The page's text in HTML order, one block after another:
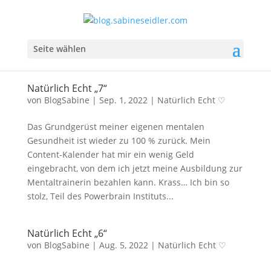
Seite wählen
Natürlich Echt „7“
von BlogSabine | Sep. 1, 2022| Natürlich Echt ♡
Das Grundgerüst meiner eigenen mentalen
Gesundheit ist wieder zu 100 % zurück. Mein
Content-Kalender hat mir ein wenig Geld
eingebracht, von dem ich jetzt meine Ausbildung zur
Mentaltrainerin bezahlen kann. Krass… Ich bin so
stolz, Teil des Powerbrain Instituts...
Natürlich Echt „6“
von BlogSabine | Aug. 5, 2022| Natürlich Echt ♡